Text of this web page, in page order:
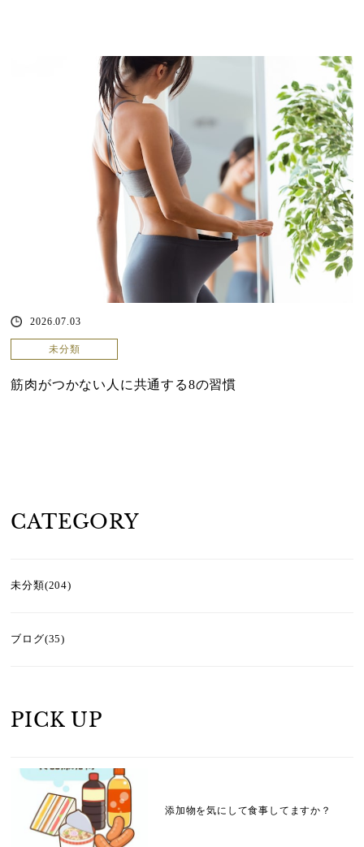
2026.07.03
未分類
筋肉がつかない人に共通する8の習慣
CATEGORY
未分類(204)
ブログ(35)
PICK UP
添加物を気にして食事してますか？